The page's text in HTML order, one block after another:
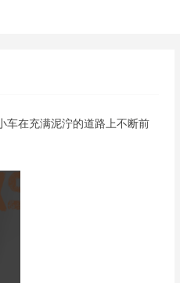
车在充满泥泞的道路上不断前